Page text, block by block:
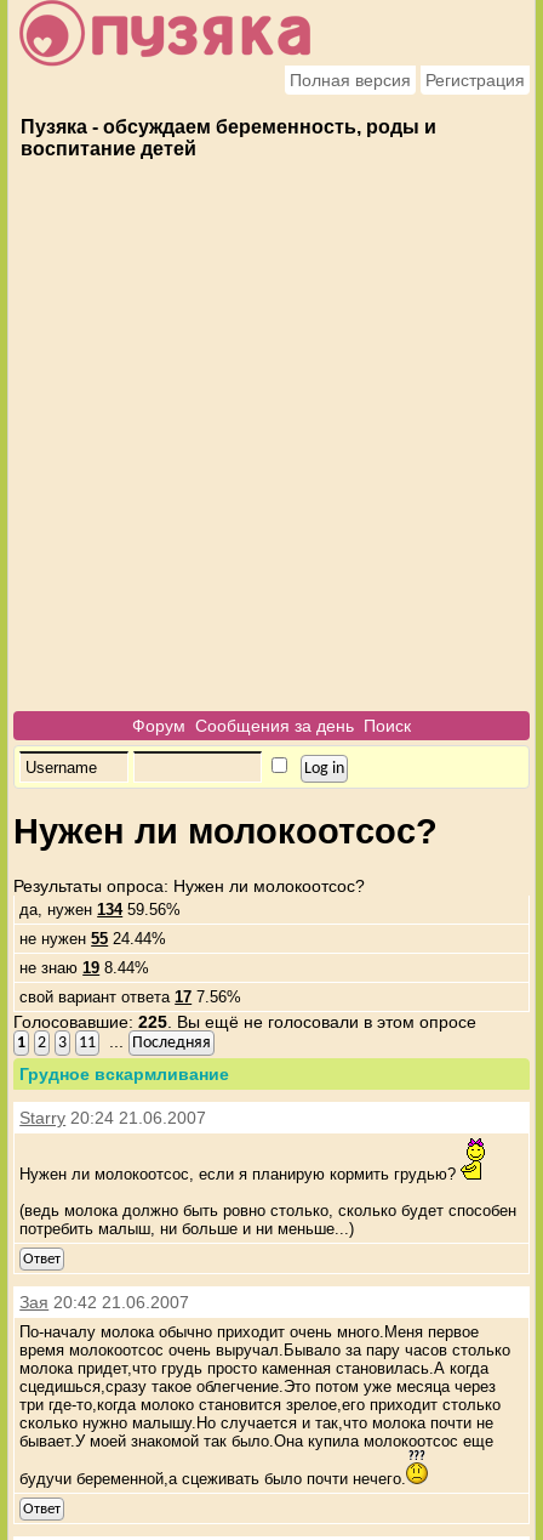
Полная версия Регистрация
Пузяка - обсуждаем беременность, роды и
воспитание детей
Форум Сообщения за день Поиск
Нужен ли молокоотсос?
Результаты опроса: Нужен ли молокоотсос?
да, нужен134 59.56%
не нужен55 24.44%
не знаю19 8.44%
свой вариант ответа17 7.56%
Голосовавшие:225 . Вы ещё не голосовали в этом опросе
1 2 3 11 Последняя
Грудное вскармливание
Starry 20:24 21.06.2007
Нужен ли молокоотсос, если я планирую кормить грудью?
(ведь молока должно быть ровно столько, сколько будет способен
потребить малыш, ни больше и ни меньше...)
Ответ
Зая 20:42 21.06.2007
По-началу молока обычно приходит очень много.Меня первое
время молокоотсос очень выручал.Бывало за пару часов столько
молока придет,что грудь просто каменная становилась.А когда
сцедишься,сразу такое облегчение.Это потом уже месяца через
три где-то,когда молоко становится зрелое,его приходит столько
сколько нужно малышу.Но случается и так,что молока почти не
бывает.У моей знакомой так было.Она купила молокоотсос еще
будучи беременной,а сцеживать было почти нечего.
Ответ